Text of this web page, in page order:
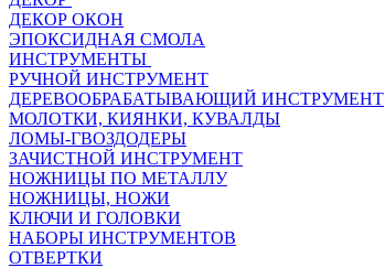
ДЕКОР ОКОН
ЭПОКСИДНАЯ СМОЛА
ИНСТРУМЕНТЫ
РУЧНОЙ ИНСТРУМЕНТ
ДЕРЕВООБРАБАТЫВАЮЩИЙ ИНСТРУМЕНТ
МОЛОТКИ, КИЯНКИ, КУВАЛДЫ
ЛОМЫ-ГВОЗДОДЕРЫ
ЗАЧИСТНОЙ ИНСТРУМЕНТ
НОЖНИЦЫ ПО МЕТАЛЛУ
НОЖНИЦЫ, НОЖИ
КЛЮЧИ И ГОЛОВКИ
НАБОРЫ ИНСТРУМЕНТОВ
ОТВЕРТКИ